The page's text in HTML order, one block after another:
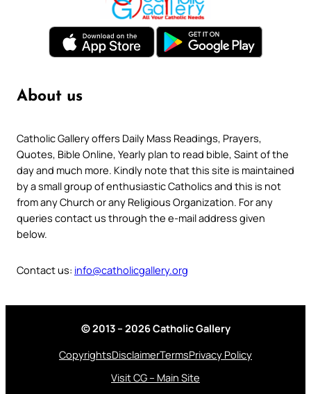
About us
Catholic Gallery offers Daily Mass Readings, Prayers,
Quotes, Bible Online, Yearly plan to read bible, Saint of the
day and much more. Kindly note that this site is maintained
by a small group of enthusiastic Catholics and this is not
from any Church or any Religious Organization. For any
queries contact us through the e-mail address given
below.
Contact us: info@catholicgallery.org
© 2013 – 2026 Catholic Gallery
CopyrightsDisclaimerTermsPrivacy Policy
Visit CG – Main Site